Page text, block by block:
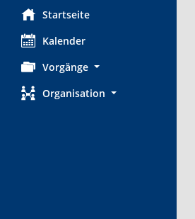
Startseite
Kalender
Vorgänge
Organisation